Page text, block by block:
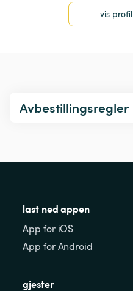
vis profil
Avbestillingsregler
last ned appen
App for iOS
App for Android
gjester